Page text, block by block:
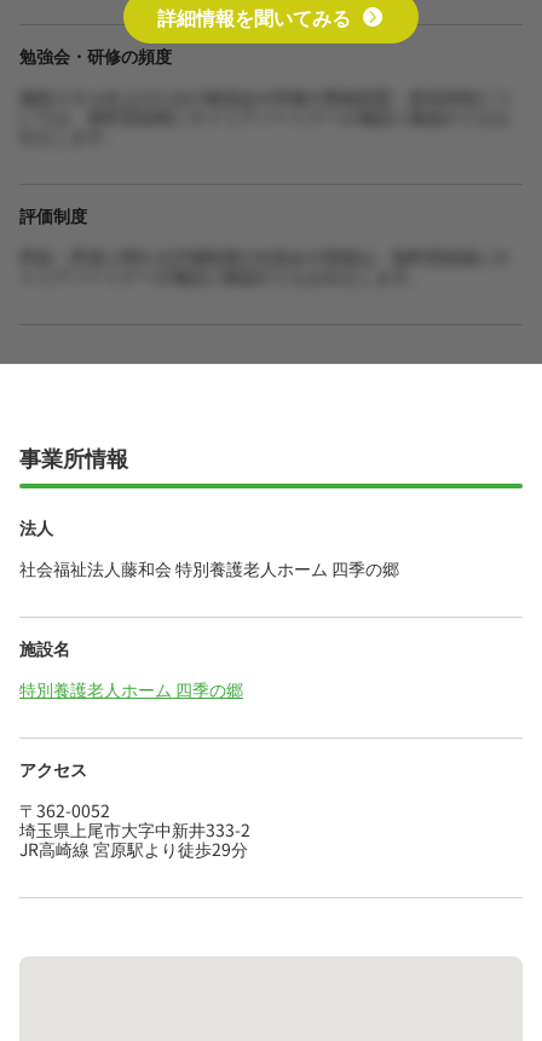
勉強会・研修の頻度
評価制度
詳細情報を聞いてみる
事業所情報
法人
社会福祉法人藤和会 特別養護老人ホーム 四季の郷
施設名
特別養護老人ホーム 四季の郷
アクセス
〒362-0052
埼玉県上尾市大字中新井333-2
JR高崎線 宮原駅より徒歩29分